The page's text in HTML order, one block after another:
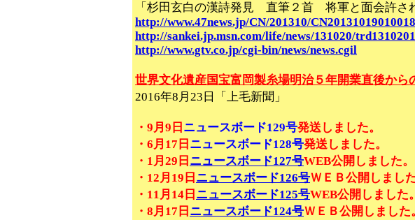
「杉田玄白の漢詩発見 直筆２首 将軍と面会許さ
http://www.47news.jp/CN/201310/
http://sankei.jp.msn.com/life/news/131020/
http://www.gtv.co.jp/cgi-bin/news/news.cgil
世界文化遺産国宝富岡製糸場明治５年開業直後から
2016年8月23日「上毛新聞」
・9月9日 ニュースボード129号発送しました。
・6月17日 ニュースボード128号発送しました。
・1月29日 ニュースボード127号WEB公開しました。
・12月19日 ニュースボード126号ＷＥＢ公開しました
・11月14日 ニュースボード125号WEB公開しました。
・8月17日 ニュースボード124号ＷＥＢ公開しました